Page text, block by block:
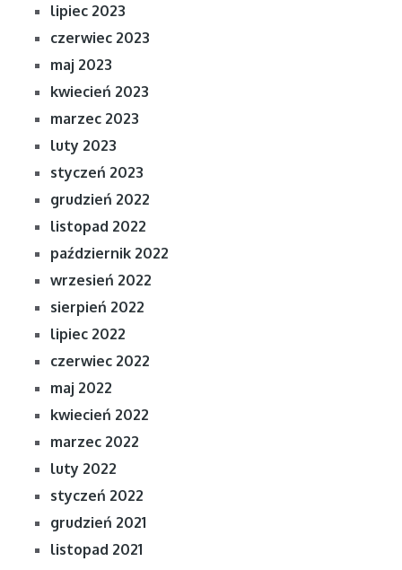
lipiec 2023
czerwiec 2023
maj 2023
kwiecień 2023
marzec 2023
luty 2023
styczeń 2023
grudzień 2022
listopad 2022
październik 2022
wrzesień 2022
sierpień 2022
lipiec 2022
czerwiec 2022
maj 2022
kwiecień 2022
marzec 2022
luty 2022
styczeń 2022
grudzień 2021
listopad 2021